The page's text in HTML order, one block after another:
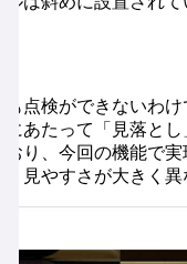
も点検ができないわ
にあたって「見落と
おり、今回の機能で
見やすさが大きく